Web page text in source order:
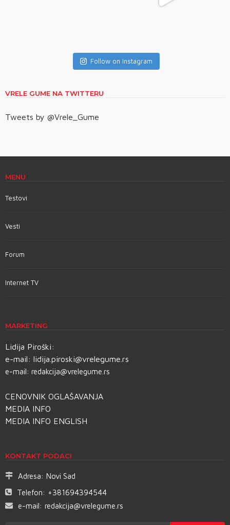
Follow on Instagram
VRELE GUME NA TWITTERU
Tweets by @Vrele_Gume
MENU
Testovi
Vesti
Forum
Internet TV
MARKETING
Lidija Piroški:
e-mail: lidija.piroski@vrelegume.rs
e-mail: redakcija@vrelegume.rs
CENOVNIK OGLAŠAVANJA
MEDIA INFO
MEDIA INFO ENGLISH
KONTAKT PODACI
Adresa: Novi Sad
Telefon: +381694394544
e-mail: redakcija@vrelegume.rs